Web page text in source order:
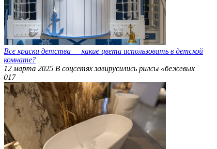
Все краски детства — какие цвета использовать в детской
комнате?
12 марта 2025 В соцсетях завирусились рилсы «бежевых
017